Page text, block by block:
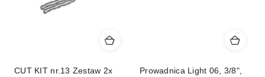
CUT KIT nr.13 Zestaw 2x
Prowadnica Light 06, 3/8",